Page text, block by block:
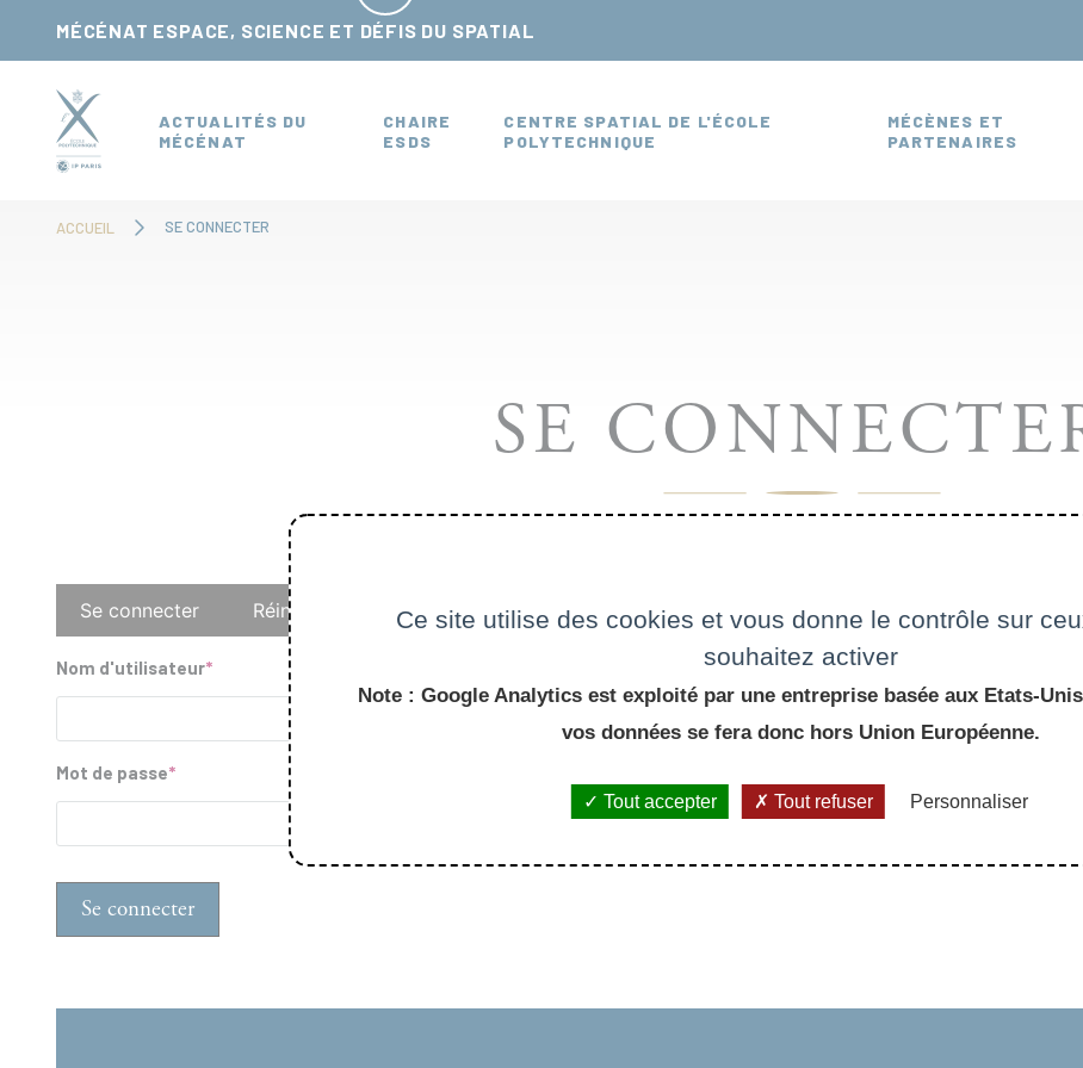
MÉCÉNAT ESPACE, SCIENCE ET DÉFIS DU SPATIAL
ACTUALITÉS DU
MÉCÉNAT
CHAIRE
ESDS
CENTRE SPATIAL DE L'ÉCOLE
POLYTECHNIQUE
MÉCÈNES ET
PARTENAIRES
ACCUEIL SE CONNECTER
SE
Onglets
principaux
Se connecter Réinitialiser votre mot de passe
Nom d'utilisateur
Mot de passe
Ce site utilise des cookies et vous donne le contrôle sur
souhaitez activer
Note : Google Analytics est exploité par une entreprise basée aux Etats-
vos données se fera donc hors Union Européenne.
Tout accepter Tout refuser Personnaliser